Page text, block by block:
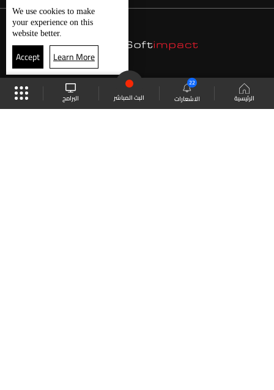
الرئيسية الاشعارات
22
البث المباشر البرامج
We use cookies to make
your experience on this
website better.
Accept Learn More
موقع البرامج الجدول البث المباشر